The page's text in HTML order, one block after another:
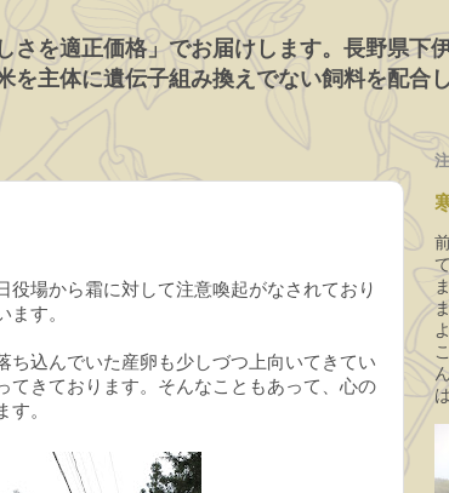
さを適正価格」でお届けします。長野県下
主体に遺伝子組み換えでない飼料を配合
場から霜に対して注意喚起がなされており
す。
ち込んでいた産卵も少しづつ上向いてきてい
てきております。そんなこともあって、心の
。